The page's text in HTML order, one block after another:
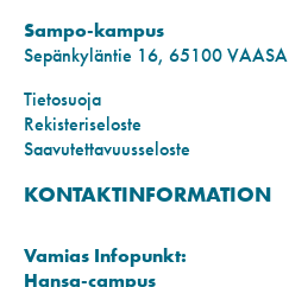
Sampo-kampus
Sepänkyläntie 16, 65100 VAASA
Tietosuoja
Rekisteriseloste
Saavutettavuusseloste
KONTAKTINFORMATION
Vamias Infopunkt:
Hansa-campus